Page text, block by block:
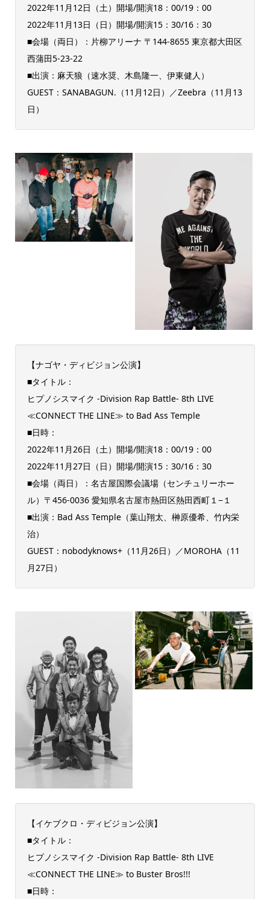
2022年11月12日（土）開場/開演18：00/19：00
2022年11月13日（日）開場/開演15：30/16：30
■会場（両日）：片柳アリーナ 〒144-8655 東京都大田区
西蒲田5-23-22
■出演：麻天狼（速水奨、木島隆一、伊東健人）
GUEST：SANABAGUN.（11月12日）／Zeebra（11月13
日）
【ナゴヤ・ディビジョン公演】
■タイトル：
ヒプノシスマイク -Division Rap Battle- 8th LIVE
≪CONNECT THE LINE≫ to Bad Ass Temple
■日時：
2022年11月26日（土）開場/開演18：00/19：00
2022年11月27日（日）開場/開演15：30/16：30
■会場（両日）：名古屋国際会議場（センチュリーホー
ル）〒456-0036 愛知県名古屋市熱田区熱田西町１−１
■出演：Bad Ass Temple（葉山翔太、榊原優希、竹内栄
治）
GUEST：nobodyknows+（11月26日）／MOROHA（11
月27日）
【イケブクロ・ディビジョン公演】
■タイトル：
ヒプノシスマイク -Division Rap Battle- 8th LIVE
≪CONNECT THE LINE≫ to Buster Bros!!!
■日時：